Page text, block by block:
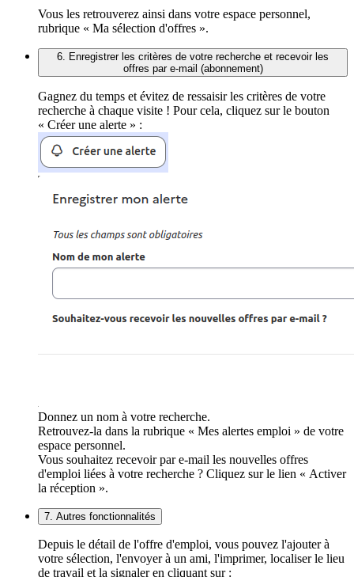
Vous les retrouverez ainsi dans votre espace personnel,
rubrique « Ma sélection d'offres ».
6. Enregistrer les critères de votre recherche et recevoir les
offres par e-mail (abonnement)
Gagnez du temps et évitez de ressaisir les critères de votre
recherche à chaque visite ! Pour cela, cliquez sur le bouton
« Créer une alerte » :
Donnez un nom à votre recherche.
Retrouvez-la dans la rubrique « Mes alertes emploi » de votre
espace personnel.
Vous souhaitez recevoir par e-mail les nouvelles offres
d'emploi liées à votre recherche ? Cliquez sur le lien « Activer
la réception ».
7. Autres fonctionnalités
Depuis le détail de l'offre d'emploi, vous pouvez l'ajouter à
votre sélection, l'envoyer à un ami, l'imprimer, localiser le lieu
de travail et la signaler en cliquant sur :